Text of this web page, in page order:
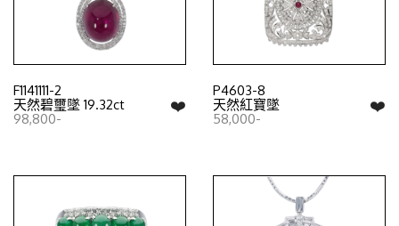
F1141111-2
❤️
天然碧璽墜 19.32ct
98,800-
P4603-8
❤️
天然紅寶墜
58,000-